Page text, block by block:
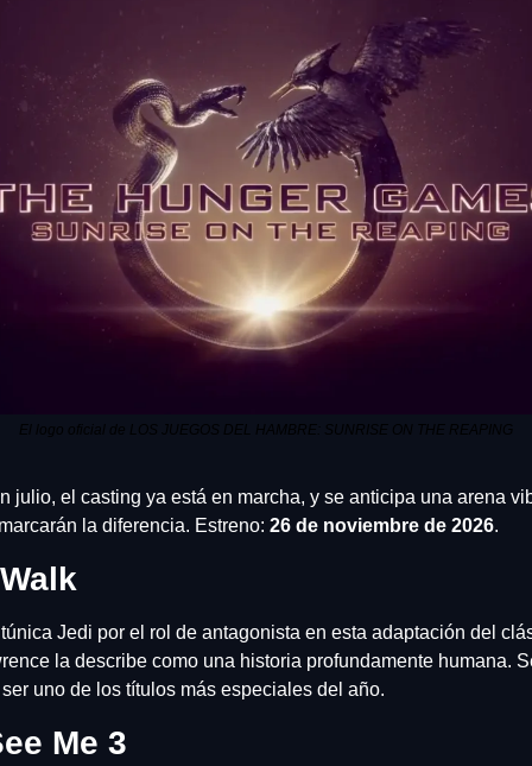
El logo oficial de LOS JUEGOS DEL HAMBRE: SUNRISE ON THE REAPING
julio, el casting ya está en marcha, y se anticipa una arena
la diferencia. Estreno: 26 de noviembre de 2026.
Jedi por el rol de antagonista en esta adaptación del
la describe como una historia profundamente humana.
uno de los títulos más especiales del año.
Me 3